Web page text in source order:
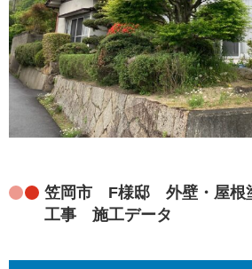
笠岡市 F様邸 外壁・屋根
工事 施工データ